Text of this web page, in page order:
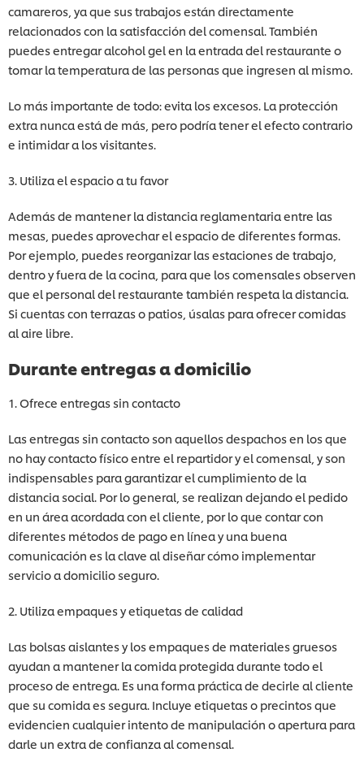
camareros, ya que sus trabajos están directamente
relacionados con la satisfacción del comensal. También
puedes entregar alcohol gel en la entrada del restaurante o
tomar la temperatura de las personas que ingresen al mismo.
Lo más importante de todo: evita los excesos. La protección
extra nunca está de más, pero podría tener el efecto contrario
e intimidar a los visitantes.
3. Utiliza el espacio a tu favor
Además de mantener la distancia reglamentaria entre las
mesas, puedes aprovechar el espacio de diferentes formas.
Por ejemplo, puedes reorganizar las estaciones de trabajo,
dentro y fuera de la cocina, para que los comensales observen
que el personal del restaurante también respeta la distancia.
Si cuentas con terrazas o patios, úsalas para ofrecer comidas
al aire libre.
Durante entregas a domicilio
1. Ofrece entregas sin contacto
Las entregas sin contacto son aquellos despachos en los que
no hay contacto físico entre el repartidor y el comensal, y son
indispensables para garantizar el cumplimiento de la
distancia social. Por lo general, se realizan dejando el pedido
en un área acordada con el cliente, por lo que contar con
diferentes métodos de pago en línea y una buena
comunicación es la clave al diseñar cómo implementar
servicio a domicilio seguro.
2. Utiliza empaques y etiquetas de calidad
Las bolsas aislantes y los empaques de materiales gruesos
ayudan a mantener la comida protegida durante todo el
proceso de entrega. Es una forma práctica de decirle al cliente
que su comida es segura. Incluye etiquetas o precintos que
evidencien cualquier intento de manipulación o apertura para
darle un extra de confianza al comensal.